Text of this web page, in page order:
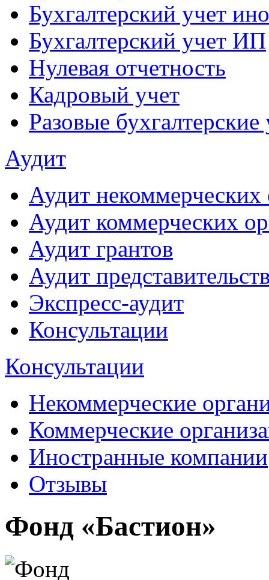
Бухгалтерский учет
Бухгалтерский учет ИП
Нулевая отчетность
Кадровый учет
Разовые бухгалтерские
Аудит
Аудит некоммерческих
Аудит коммерческих
Аудит грантов
Аудит
Экспресс-аудит
Консультации
Консультации
Некоммерческие
Коммерческие
Иностранные компании
Отзывы
Фонд «Бастион»